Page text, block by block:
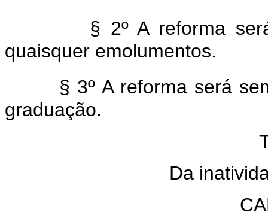
§ 2º A reforma
quaisquer emolumentos.
§ 3º A reforma será
graduação.
Da